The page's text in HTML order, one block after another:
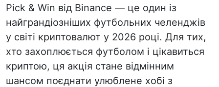
Pick & Win від Binance — це один із
найграндіозніших футбольних челенджів
у світі криптовалют у 2026 році. Для тих,
хто захоплюється футболом і цікавиться
криптою, ця акція стане відмінним
шансом поєднати улюблене хобі з